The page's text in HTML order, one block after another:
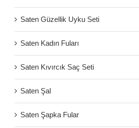
Saten Güzellik Uyku Seti
Saten Kadın Fuları
Saten Kıvırcık Saç Seti
Saten Şal
Saten Şapka Fular